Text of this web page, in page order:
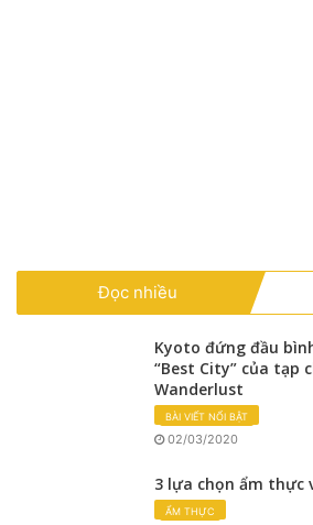
Đọc nhiều
Kyoto đứng đầu
“Best City” của tạp
Wanderlust
BÀI VIẾT NỔI BẬT
02/03/2020
3 lựa chọn ẩm thực
ẨM THỰC